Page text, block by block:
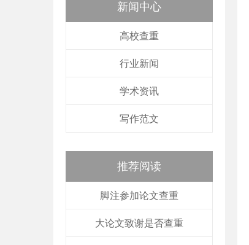
新闻中心
高校查重
行业新闻
学术资讯
写作范文
推荐阅读
脚注参加论文查重
大论文致谢是否查重